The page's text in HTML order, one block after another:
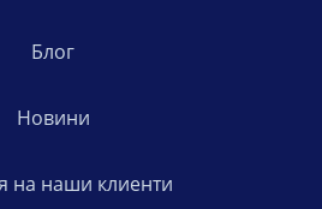
Блог
Новини
на наши клиенти